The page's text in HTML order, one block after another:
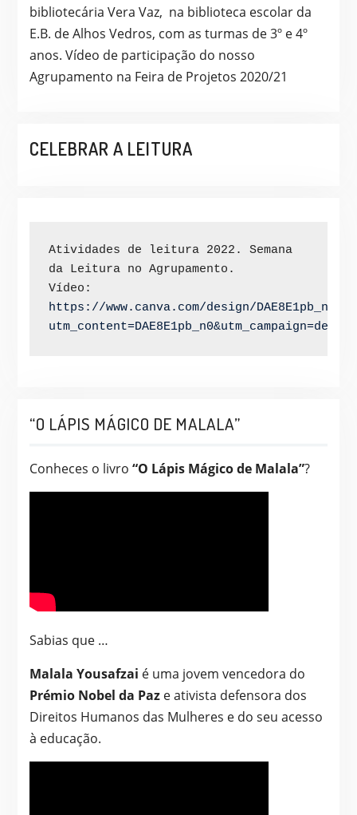
bibliotecária Vera Vaz, na biblioteca escolar da
E.B. de Alhos Vedros, com as turmas de 3º e 4º
anos. Vídeo de participação do nosso
Agrupamento na Feira de Projetos 2020/21
CELEBRAR A LEITURA
Atividades de leitura 2022. Semana
da Leitura no Agrupamento.
https://www.canva.com/design/DAE8E1pb_n0/
“O LÁPIS MÁGICO DE MALALA”
Conheces o livro “O Lápis Mágico de Malala”?
Sabias que …
Malala Yousafzai é uma jovem vencedora do
Prémio Nobel da Paze ativista defensora dos
Direitos Humanos das Mulheres e do seu acesso
à educação.